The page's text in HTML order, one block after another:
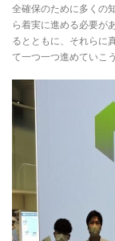
全確保のために多くの
ら着実に進める必要が
るとともに、それらに
て一つ一つ進めていこ